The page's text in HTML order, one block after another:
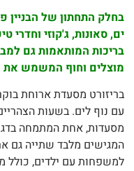
התחתון של הבניין
סאונות, ג'קוזי וחדרי
המותאמות גם
וחוף המשמש את
מסעדת ארוחת בוקר
נוף לים. בשעות הצהריים
אחת המתמחה בדגים
מלבד שתייה גם
עם ילדים, כולל